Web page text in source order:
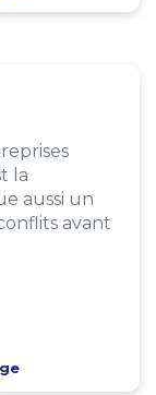
la
aussi un
avant